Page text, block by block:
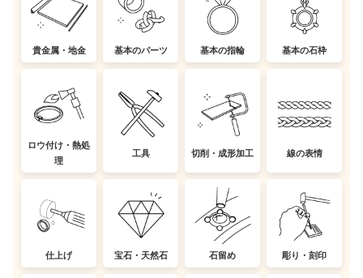
貴金属・地金 基本のパーツ 基本の指輪 基本の石枠
ロウ付け・熱処
理
工具 切削・成形加工 線の表情
仕上げ 宝石・天然石 石留め 彫り・刻印